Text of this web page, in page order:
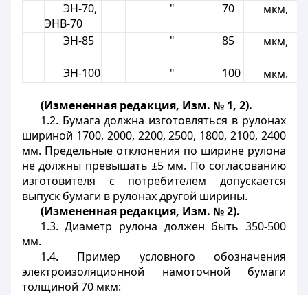
ЭН-70,
ЭНВ-70
" 70 мкм,
ЭН-85 " 85 мкм,
ЭН-100 " 100 мкм.
(Измененная редакция, Изм. № 1, 2).
1.2. Бумага должна изготовляться в рулонах
шириной 1700, 2000, 2200, 2500, 1800, 2100, 2400
мм. Предельные отклонения по ширине рулона
не должны превышать ±5 мм. По согласованию
изготовителя с потребителем допускается
выпуск бумаги в рулонах другой ширины.
(Измененная редакция, Изм. № 2).
1.3. Диаметр рулона должен быть 350-500
мм.
1.4. Пример условного обозначения
электроизоляционной намоточной бумаги
толщиной 70 мкм: